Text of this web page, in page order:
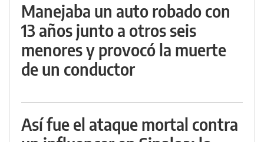
Manejaba un auto robado con
13 años junto a otros seis
menores y provocó la muerte
de un conductor
Así fue el ataque mortal contra